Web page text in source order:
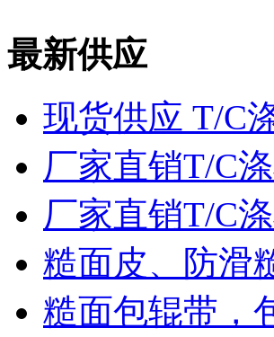
最新供应
现货供应 T/C
厂家直销T/C
厂家直销T/C
糙面皮、防滑
糙面包辊带，